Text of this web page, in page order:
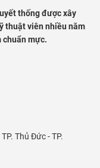
thống được xây
thuật viên nhiều năm
chuẩn mực.
Thủ Đức - TP.